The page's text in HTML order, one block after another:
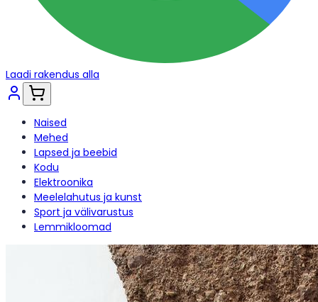
Laadi rakendus alla
Naised
Mehed
Lapsed ja beebid
Kodu
Elektroonika
Meelelahutus ja kunst
Sport ja välivarustus
Lemmikloomad